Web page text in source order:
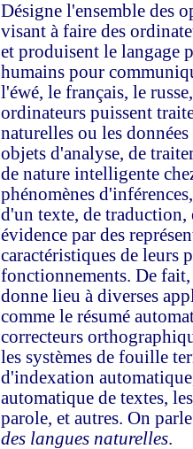
Désigne l'ensemble des
visant à faire des
et produisent le langage
humains pour
l'éwé, le français, le
ordinateurs puissent
naturelles ou les
objets d'analyse, de
de nature intelligente
phénomènes
d'un texte, de traduction,
évidence par des
caractéristiques de leurs
fonctionnements. De
donne lieu à diverses
comme le résumé
correcteurs
les systèmes de fouille
d'indexation
automatique de textes,
parole, et autres. On
des langues naturelles.